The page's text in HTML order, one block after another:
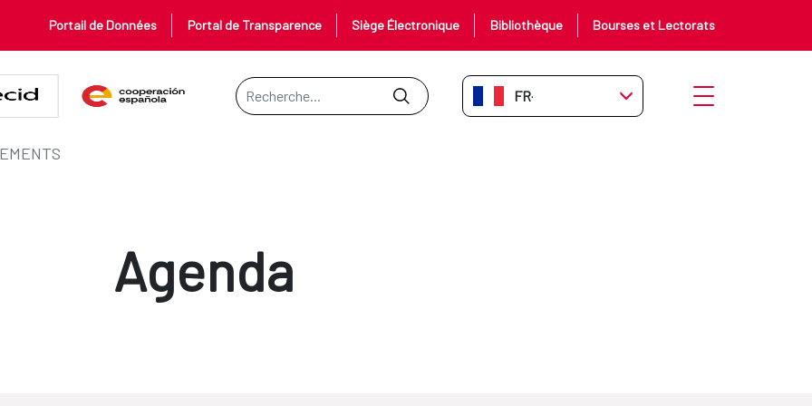
Portail de Données Portal de Transparence Siège Électronique Bibliothèque Bourses et Lectorats
Barre de recherche
FR-FR Ouvrir le menu
Agenda